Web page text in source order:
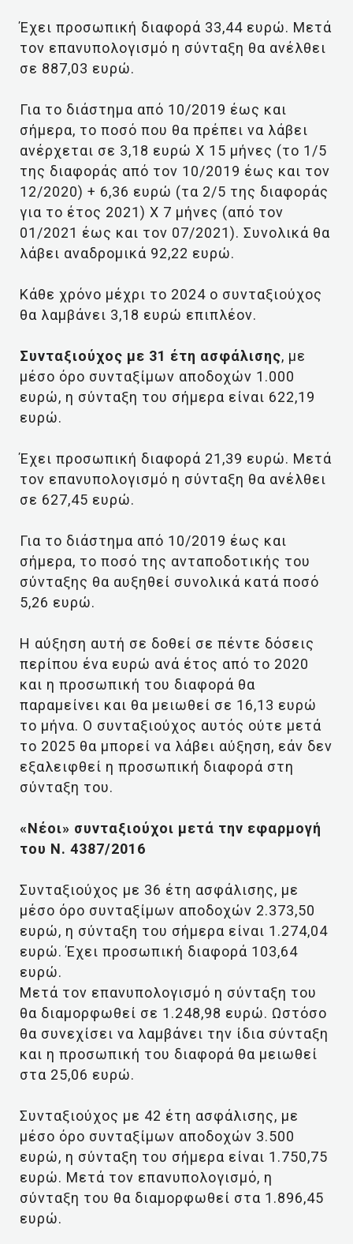
Έχει προσωπική διαφορά 33,44 ευρώ. Μετά
τον επανυπολογισμό η σύνταξη θα ανέλθει
σε 887,03 ευρώ.
Για το διάστημα από 10/2019 έως και
σήμερα, το ποσό που θα πρέπει να λάβει
ανέρχεται σε 3,18 ευρώ Χ 15 μήνες (το 1/5
της διαφοράς από τον 10/2019 έως και τον
12/2020) + 6,36 ευρώ (τα 2/5 της διαφοράς
για το έτος 2021) Χ 7 μήνες (από τον
01/2021 έως και τον 07/2021). Συνολικά θα
λάβει αναδρομικά 92,22 ευρώ.
Κάθε χρόνο μέχρι το 2024 ο συνταξιούχος
θα λαμβάνει 3,18 ευρώ επιπλέον.
Συνταξιούχος με 31 έτη ασφάλισης, με
μέσο όρο συνταξίμων αποδοχών 1.000
ευρώ, η σύνταξη του σήμερα είναι 622,19
ευρώ.
Έχει προσωπική διαφορά 21,39 ευρώ. Μετά
τον επανυπολογισμό η σύνταξη θα ανέλθει
σε 627,45 ευρώ.
Για το διάστημα από 10/2019 έως και
σήμερα, το ποσό της ανταποδοτικής του
σύνταξης θα αυξηθεί συνολικά κατά ποσό
5,26 ευρώ.
Η αύξηση αυτή σε δοθεί σε πέντε δόσεις
περίπου ένα ευρώ ανά έτος από το 2020
και η προσωπική του διαφορά θα
παραμείνει και θα μειωθεί σε 16,13 ευρώ
το μήνα. Ο συνταξιούχος αυτός ούτε μετά
το 2025 θα μπορεί να λάβει αύξηση, εάν δεν
εξαλειφθεί η προσωπική διαφορά στη
σύνταξη του.
«Νέοι» συνταξιούχοι μετά την εφαρμογή
του Ν. 4387/2016
Συνταξιούχος με 36 έτη ασφάλισης, με
μέσο όρο συνταξίμων αποδοχών 2.373,50
ευρώ, η σύνταξη του σήμερα είναι 1.274,04
ευρώ. Έχει προσωπική διαφορά 103,64
ευρώ.
Μετά τον επανυπολογισμό η σύνταξη του
θα διαμορφωθεί σε 1.248,98 ευρώ. Ωστόσο
θα συνεχίσει να λαμβάνει την ίδια σύνταξη
και η προσωπική του διαφορά θα μειωθεί
στα 25,06 ευρώ.
Συνταξιούχος με 42 έτη ασφάλισης, με
μέσο όρο συνταξίμων αποδοχών 3.500
ευρώ, η σύνταξη του σήμερα είναι 1.750,75
ευρώ. Μετά τον επανυπολογισμό, η
σύνταξη του θα διαμορφωθεί στα 1.896,45
ευρώ.